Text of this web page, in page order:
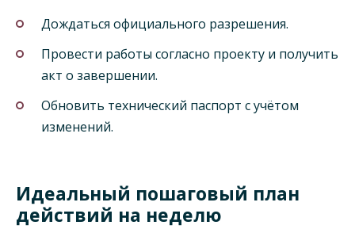
Дождаться официального разрешения.
Провести работы согласно проекту и получить
акт о завершении.
Обновить технический паспорт с учётом
изменений.
Идеальный пошаговый план
действий на неделю